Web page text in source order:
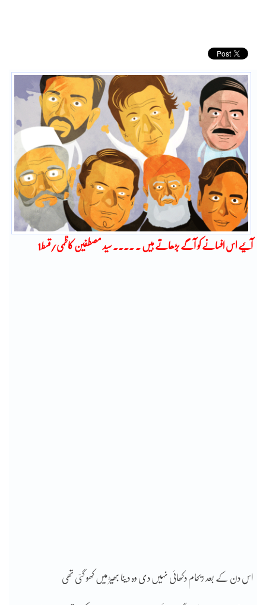
آئیے اس افسانے کو آگے بڑھاتے ہیں ۔ ۔۔۔۔ سید مصطفین کاظمی/قسط1
اس دن کے بعد ریحام دکھائی نہیں دی وہ دینا بھیڑ میں کھو گئی تھی